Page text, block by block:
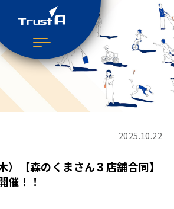
2025.10.22
）【森のくまさん３店舗合同】
催！！